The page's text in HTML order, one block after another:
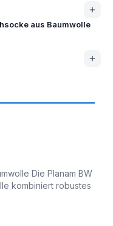
Die Planam BW
kombiniert robustes
aus Baumwolle